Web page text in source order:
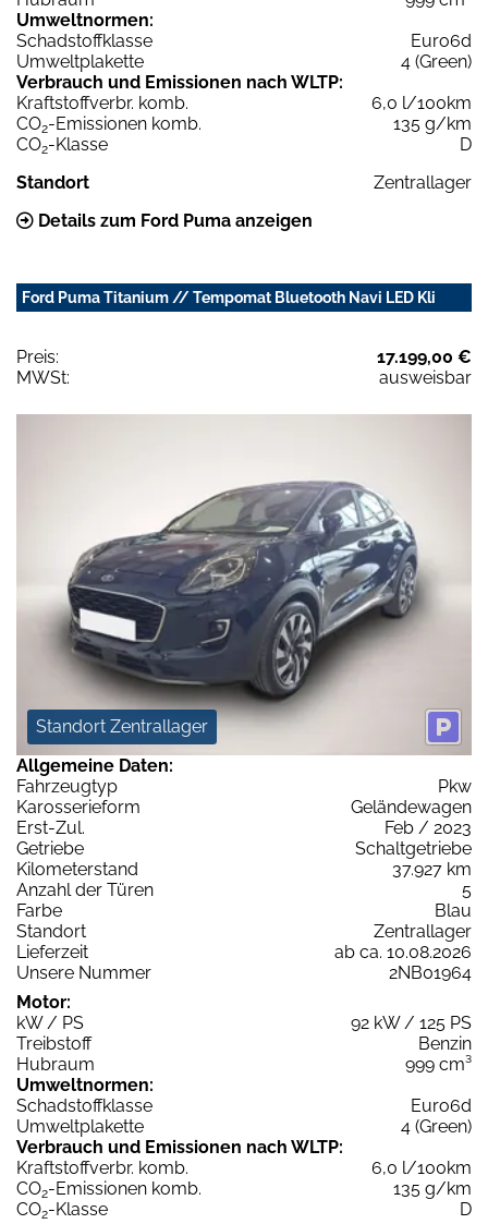
Umweltnormen:
Schadstoffklasse
Euro6d
Umweltplakette
4 (Green)
Verbrauch und Emissionen nach WLTP:
Kraftstoffverbr. komb.
6,0 l/100km
CO2-Emissionen komb.
135 g/km
CO2-Klasse
D
Standort
Zentrallager
Details zum Ford Puma anzeigen
Ford Puma Titanium // Tempomat Bluetooth Navi LED Kli
Preis:
17.199,00 €
MWSt:
ausweisbar
Standort Zentrallager
Allgemeine Daten:
Fahrzeugtyp
Pkw
Karosserieform
Geländewagen
Erst-Zul.
Feb / 2023
Getriebe
Schaltgetriebe
Kilometerstand
37.927 km
Anzahl der Türen
5
Farbe
Blau
Standort
Zentrallager
Lieferzeit
ab ca. 10.08.2026
Unsere Nummer
2NB01964
Motor:
kW / PS
92 kW / 125 PS
Treibstoff
Benzin
Hubraum
999 cm³
Umweltnormen:
Schadstoffklasse
Euro6d
Umweltplakette
4 (Green)
Verbrauch und Emissionen nach WLTP:
Kraftstoffverbr. komb.
6,0 l/100km
CO2-Emissionen komb.
135 g/km
CO2-Klasse
D